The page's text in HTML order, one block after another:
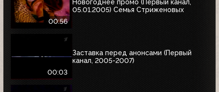
00:56
Новогоднее промо (Первый канал,
05.01.2005) Семья Стриженовых
00:03
Заставка перед анонсами (Первый
канал, 2005-2007)